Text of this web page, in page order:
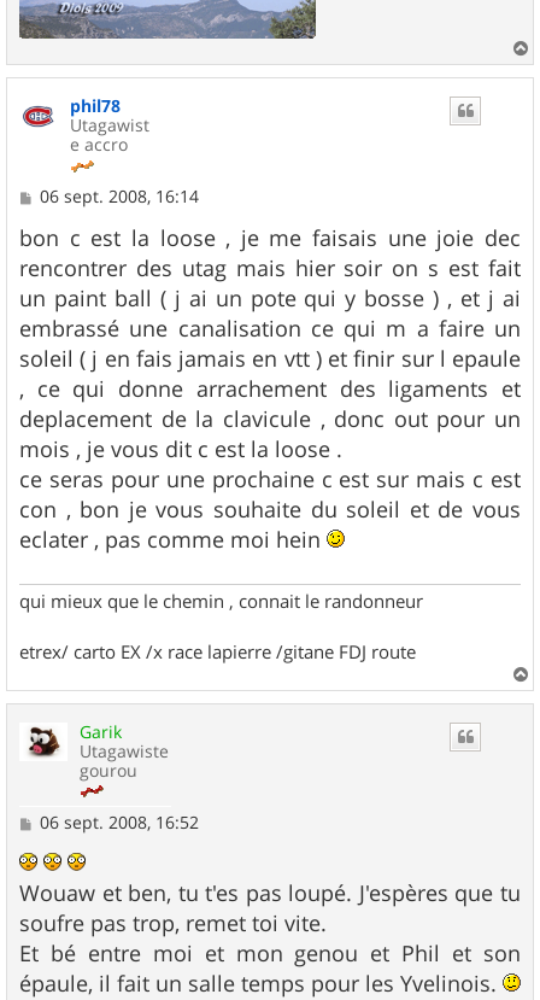
a
phil78
Utagawist
e accro
M
s
s
a
g
e
06 sept. 2008, 16:14
bon c est la loose , je me faisais une joie dec
rencontrer des utag mais hier soir on s est fait
un paint ball ( j ai un pote qui y bosse ) , et j ai
embrassé une canalisation ce qui m a faire un
soleil ( j en fais jamais en vtt ) et finir sur l epaule
, ce qui donne arrachement des ligaments et
deplacement de la clavicule , donc out pour un
mois , je vous dit c est la loose .
ce seras pour une prochaine c est sur mais c est
con , bon je vous souhaite du soleil et de vous
eclater , pas comme moi hein
qui mieux que le chemin , connait le randonneur
etrex/ carto EX /x race lapierre /gitane FDJ route
a
Garik
Utagawiste
gourou
M
s
a
g
e
06 sept. 2008, 16:52
Wouaw et ben, tu t'es pas loupé. J'espères que tu
soufre pas trop, remet toi vite.
Et bé entre moi et mon genou et Phil et son
épaule, il fait un salle temps pour les Yvelinois.